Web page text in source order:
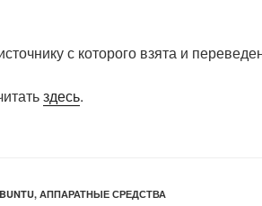
с которого взята и
здесь.
, АППАРАТНЫЕ СРЕДСТВА